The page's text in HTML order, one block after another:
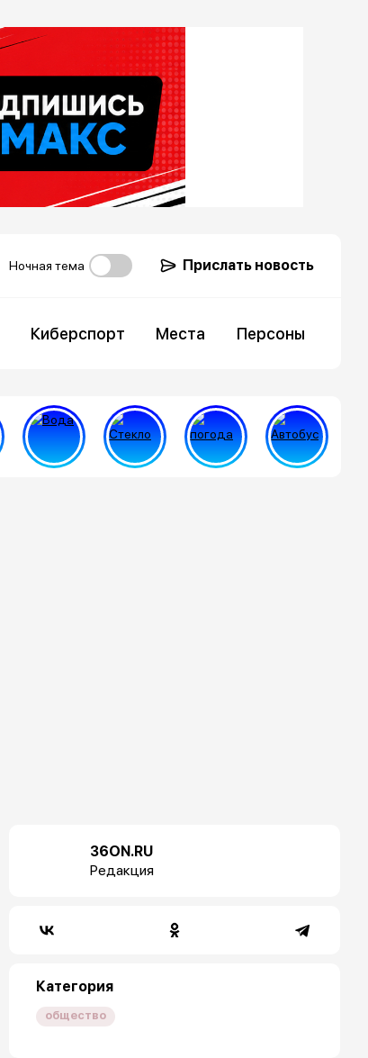
Ночная тема Прислать новость
Киберспорт Места Персоны
36ON.RU
Редакция
Категория
общество